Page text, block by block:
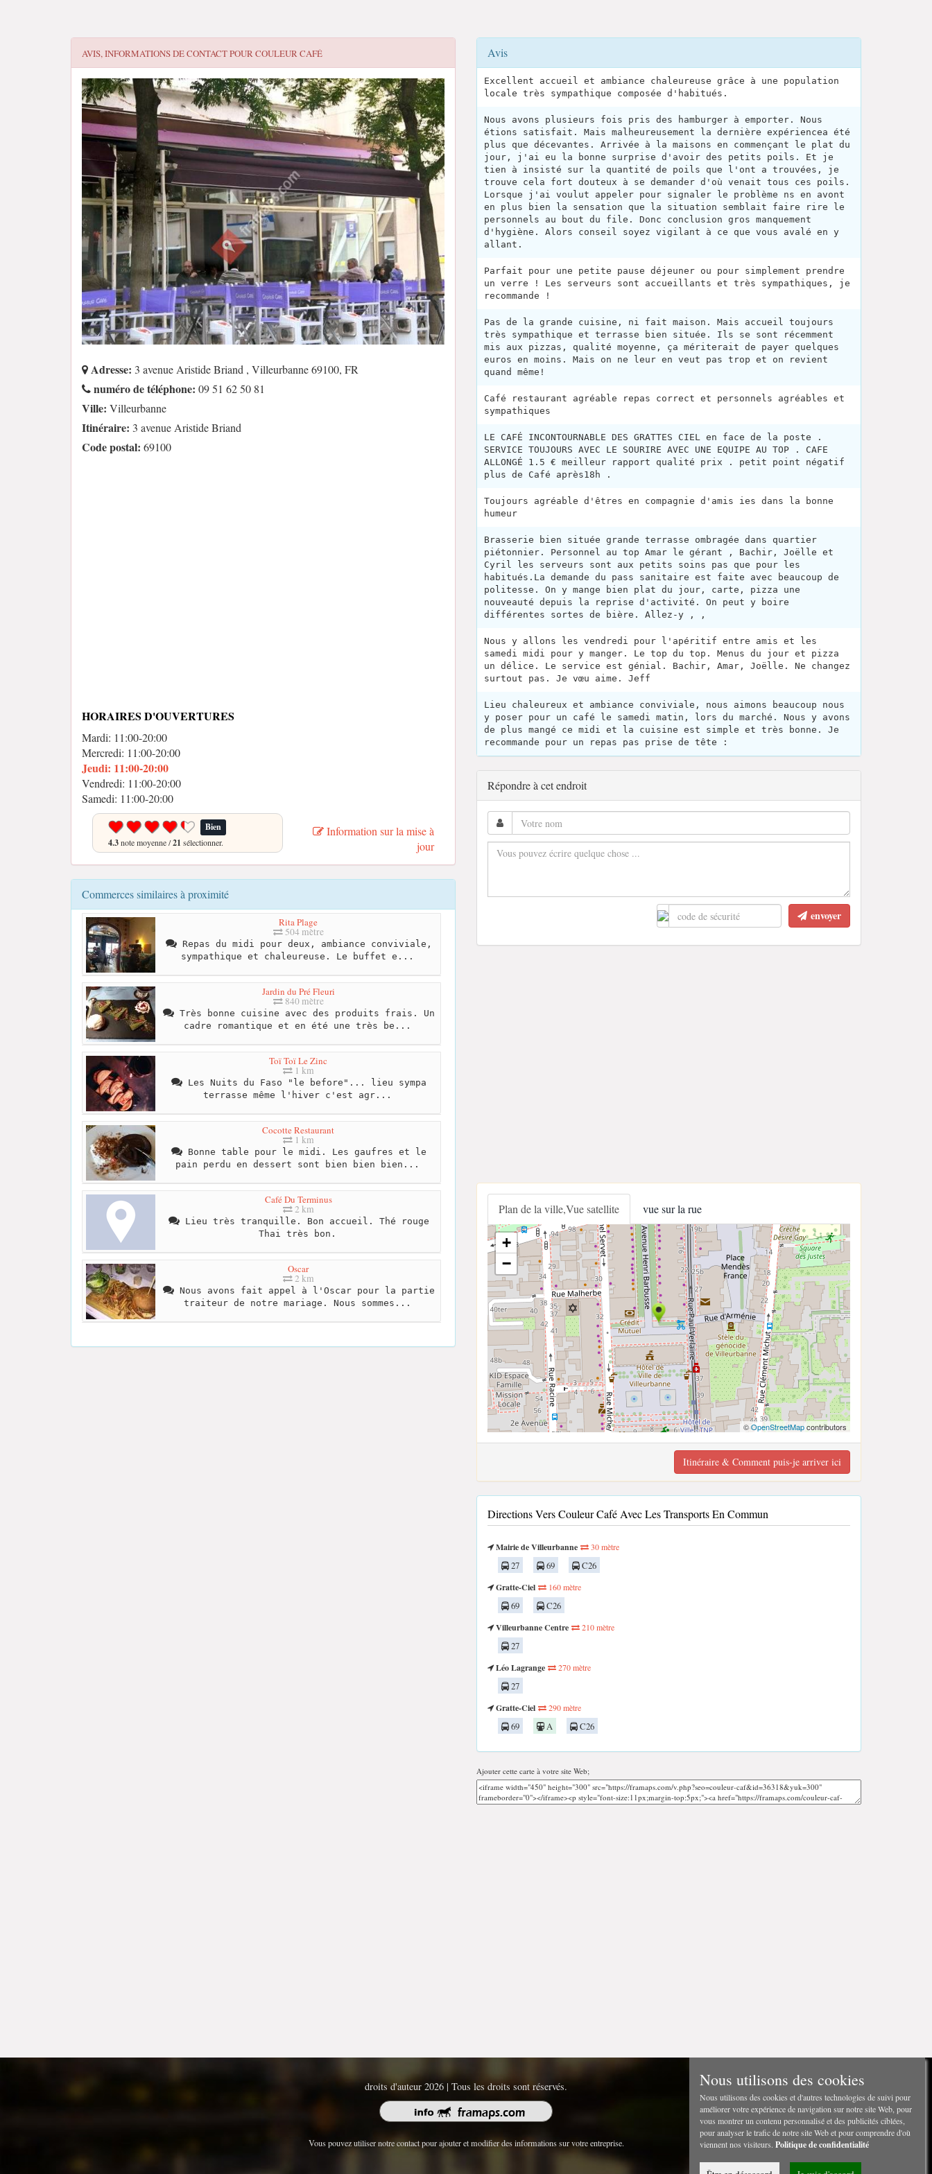
AVIS, INFORMATIONS DE CONTACT POURCOULEUR CAFÉ
Adresse: 3 avenue Aristide Briand , Villeurbanne 69100, FR
numéro de téléphone: 09 51 62 50 81
Ville: Villeurbanne
Itinéraire: 3 avenue Aristide Briand
Code postal: 69100
HORAIRES D'OUVERTURES
Mardi: 11:00-20:00
Mercredi: 11:00-20:00
Jeudi: 11:00-20:00
Vendredi: 11:00-20:00
Samedi: 11:00-20:00
Bien
4.3note moyenne /21 sélectionner.
Information sur la mise à
jour
Commerces similaires à proximité
Rita Plage
504 mètre
Repas du midi pour deux, ambiance conviviale,
sympathique et chaleureuse. Le buffet e...
Jardin du Pré Fleuri
840 mètre
Très bonne cuisine avec des produits frais. Un
cadre romantique et en été une très be...
Toï Toï Le Zinc
1 km
Les Nuits du Faso "le before"... lieu sympa
terrasse même l'hiver c'est agr...
Cocotte Restaurant
1 km
Bonne table pour le midi. Les gaufres et le
pain perdu en dessert sont bien bien bien...
Café Du Terminus
2 km
Lieu très tranquille. Bon accueil. Thé rouge
Thai très bon.
Oscar
2 km
Nous avons fait appel à l'Oscar pour la partie
traiteur de notre mariage. Nous sommes...
Avis
Excellent accueil et ambiance chaleureuse grâce à une population
locale très sympathique composée d'habitués.
Nous avons plusieurs fois pris des hamburger à emporter. Nous
étions satisfait. Mais malheureusement la dernière expériencea été
plus que décevantes. Arrivée à la maisons en commençant le plat du
jour, j'ai eu la bonne surprise d'avoir des petits poils. Et je
tien à insisté sur la quantité de poils que l'ont a trouvées, je
trouve cela fort douteux à se demander d'où venait tous ces poils.
Lorsque j'ai voulut appeler pour signaler le problème ns en avont
en plus bien la sensation que la situation semblait faire rire le
personnels au bout du file. Donc conclusion gros manquement
d'hygiène. Alors conseil soyez vigilant à ce que vous avalé en y
allant.
Parfait pour une petite pause déjeuner ou pour simplement prendre
un verre ! Les serveurs sont accueillants et très sympathiques, je
recommande !
Pas de la grande cuisine, ni fait maison. Mais accueil toujours
très sympathique et terrasse bien située. Ils se sont récemment
mis aux pizzas, qualité moyenne, ça mériterait de payer quelques
euros en moins. Mais on ne leur en veut pas trop et on revient
quand même!
Café restaurant agréable repas correct et personnels agréables et
sympathiques
LE CAFÉ INCONTOURNABLE DES GRATTES CIEL en face de la poste .
SERVICE TOUJOURS AVEC LE SOURIRE AVEC UNE EQUIPE AU TOP . CAFE
ALLONGÉ 1.5 € meilleur rapport qualité prix . petit point négatif
plus de Café après18h .
Toujours agréable d'êtres en compagnie d'amis ies dans la bonne
humeur
Brasserie bien située grande terrasse ombragée dans quartier
piétonnier. Personnel au top Amar le gérant , Bachir, Joëlle et
Cyril les serveurs sont aux petits soins pas que pour les
habitués.La demande du pass sanitaire est faite avec beaucoup de
politesse. On y mange bien plat du jour, carte, pizza une
nouveauté depuis la reprise d'activité. On peut y boire
différentes sortes de bière. Allez-y , ,
Nous y allons les vendredi pour l'apéritif entre amis et les
samedi midi pour y manger. Le top du top. Menus du jour et pizza
un délice. Le service est génial. Bachir, Amar, Joëlle. Ne changez
surtout pas. Je vœu aime. Jeff
Lieu chaleureux et ambiance conviviale, nous aimons beaucoup nous
y poser pour un café le samedi matin, lors du marché. Nous y avons
de plus mangé ce midi et la cuisine est simple et très bonne. Je
recommande pour un repas pas prise de tête :
Répondre à cet endroit
envoyer
Plan de la ville,Vue satellite vue sur la rue
+
−
©OpenStreetMapcontributors
Itinéraire & Comment puis-je arriver ici
Directions Vers Couleur Café Avec Les Transports En Commun
Mairie de Villeurbanne 30 mètre
27 69
C26
Gratte-Ciel
160 mètre
69
C26
Villeurbanne Centre
210 mètre
27
Léo Lagrange
270 mètre
27
Gratte-Ciel
290 mètre
69 A C26
Ajouter cette carte à votre site Web;
droits d'auteur 2026 | Tous les droits sont réservés.
Vous pouvez utiliser notre contact pour ajouter et modifier des informations sur votre entreprise.
Nous utilisons des cookies
Nous utilisons des cookies et d'autres technologies de suivi pour
améliorer votre expérience de navigation sur notre site Web, pour
vous montrer un contenu personnalisé et des publicités ciblées,
pour analyser le trafic de notre site Web et pour comprendre d'où
viennent nos visiteurs. Politique de confidentialité